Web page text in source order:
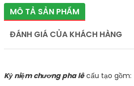
MÔ TẢ SẢN PHẨM
ĐÁNH GIÁ CỦA KHÁCH HÀNG
Kỷ niệm chương pha lêcấu tạo gồm: